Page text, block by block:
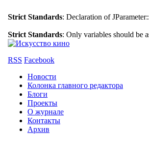
Strict Standards: Declaration of
Strict Standards: Only variables should be
RSS Facebook
Новости
Колонка главного редактора
Блоги
Проекты
О журнале
Контакты
Архив